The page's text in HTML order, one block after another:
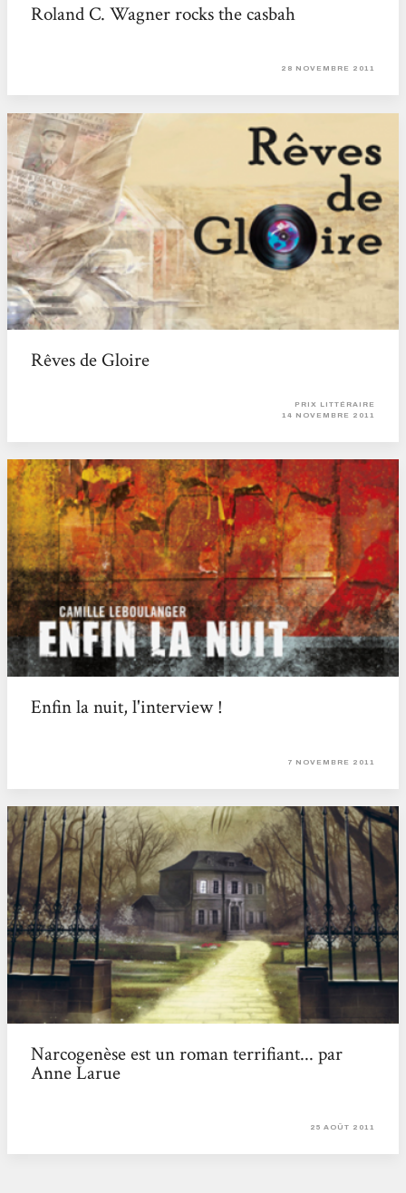
Roland C. Wagner rocks the casbah
28 NOVEMBRE 2011
Rêves de Gloire
PRIX LITTÉRAIRE
14 NOVEMBRE 2011
Enfin la nuit, l'interview !
7 NOVEMBRE 2011
Narcogenèse est un roman terrifiant... par
Anne Larue
25 AOÛT 2011